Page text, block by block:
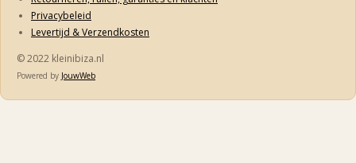
Privacybeleid
Levertijd & Verzendkosten
© 2022 kleinibiza.nl
Powered by JouwWeb